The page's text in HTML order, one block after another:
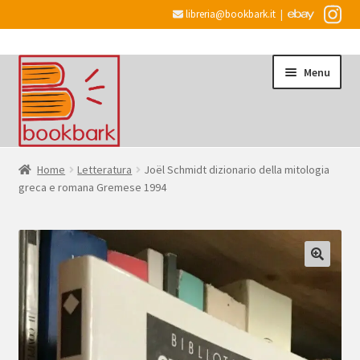
libreria@bookbark.it |
Vai
alla
navigazione
Vai
al
contenuto
Menu
Home
il
menu
child
Desiderata
Checkout
Account
Home Letteratura
Joël Schmidt dizionario della mitologia
greca e romana Gremese 1994